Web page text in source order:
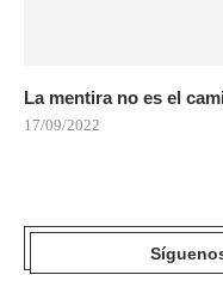
La mentira no es el
17/09/2022